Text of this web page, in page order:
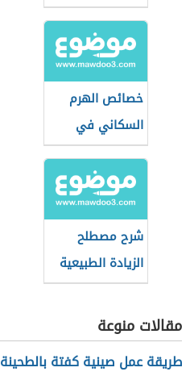
خصائص الهرم
السكاني في
المجتمعات الهرمة
شرح مصطلح
الزيادة الطبيعية
في الجغرافيا
مقالات منوعة
طريقة عمل صينية كفتة بالطحينة